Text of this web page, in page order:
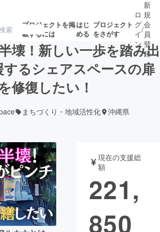
プロジェクトを掲
載するには
はじ
める
プロジェクト
をさがす
注目の新着プロ
ジェクト
募集終了が近いプ
ロジー・ガジェット
映画 書籍・雑誌
ス・起業 チャレンジ
ロ
グ
イ
ン
/
新
規
会
員
登
録
壊！新しい一歩を踏み出
るシェアスペースの扉
修復したい！
まちづくり・地域活性化 沖縄県
現在の支援総
額
221,
850